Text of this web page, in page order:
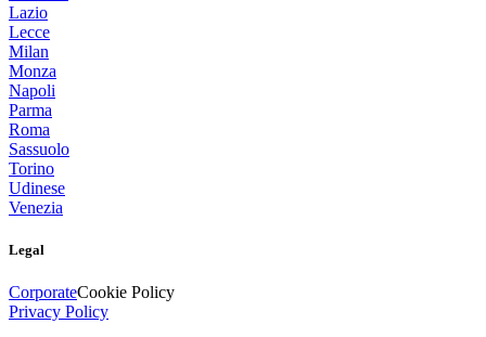
Lazio
Lecce
Milan
Monza
Napoli
Parma
Roma
Sassuolo
Torino
Udinese
Venezia
Legal
CorporateCookie Policy
Privacy Policy